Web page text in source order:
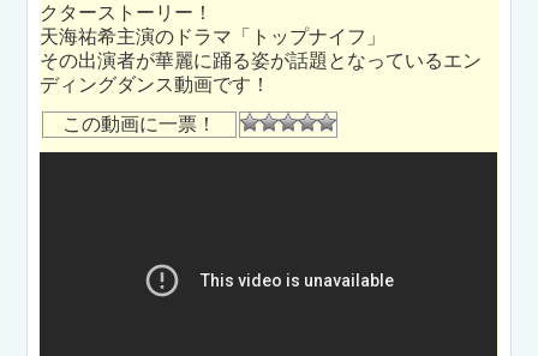
クターストーリー！
天海祐希主演のドラマ「トップナイフ」
その出演者が華麗に踊る姿が話題となっているエン
ディングダンス動画です！
この動画に一票！